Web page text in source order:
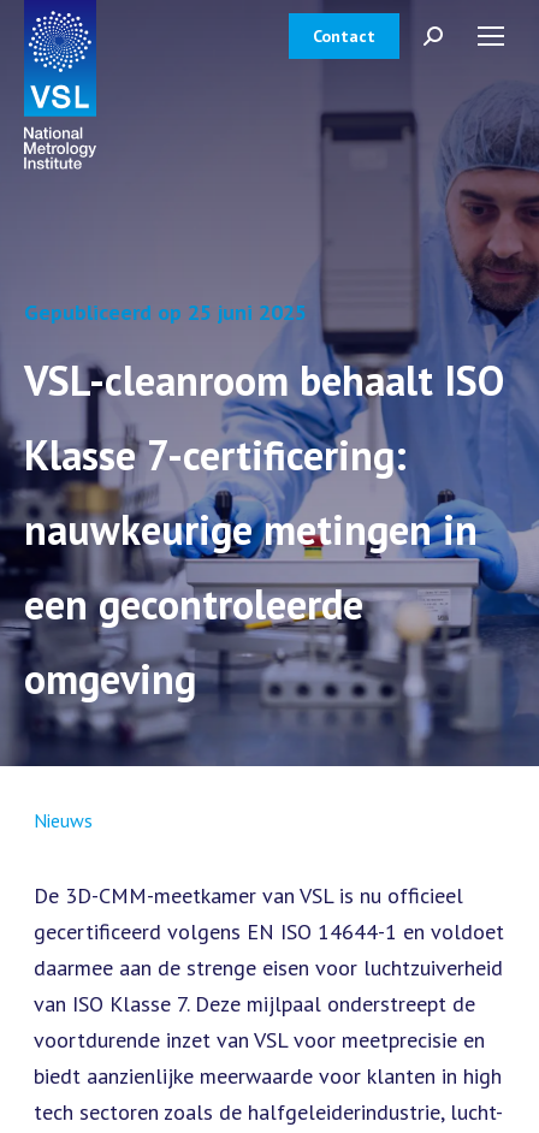
Contact Zoeken:
Gepubliceerd op 25 juni 2025
VSL-cleanroom behaalt ISO
Klasse 7-certificering:
nauwkeurige metingen in
een gecontroleerde
omgeving
Nieuws
De 3D-CMM-meetkamer van VSL is nu officieel
gecertificeerd volgens EN ISO 14644-1 en voldoet
daarmee aan de strenge eisen voor luchtzuiverheid
van ISO Klasse 7. Deze mijlpaal onderstreept de
voortdurende inzet van VSL voor meetprecisie en
biedt aanzienlijke meerwaarde voor klanten in high
tech sectoren zoals de halfgeleiderindustrie, lucht-